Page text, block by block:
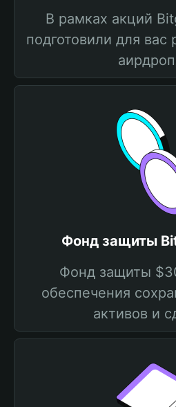
В рамках акций
подготовили для
Фонд защиты
Фонд защиты
обеспечения
активов и